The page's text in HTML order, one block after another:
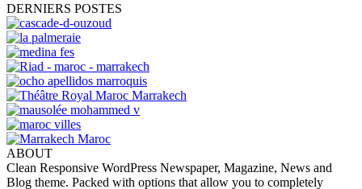
DERNIERS POSTES
ABOUT
Clean Responsive WordPress Newspaper, Magazine, News and
Blog theme. Packed with options that allow you to completely